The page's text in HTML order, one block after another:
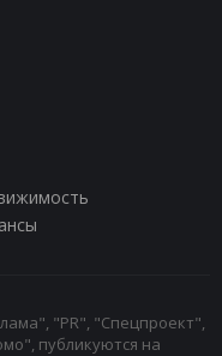
"PR", "Спецпроект",
публикуются на